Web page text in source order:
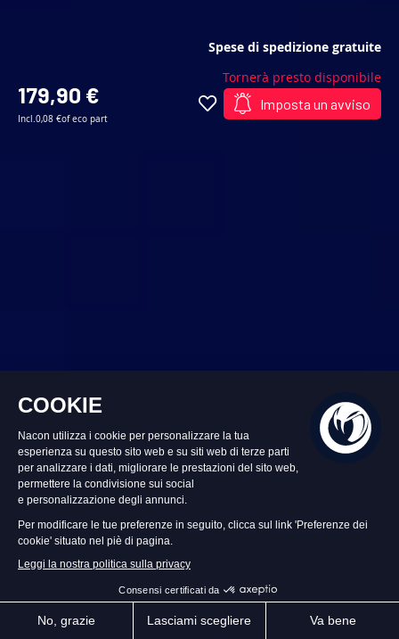
179,90 €
Incl. 0,08 €of eco part
Tornerà presto disponibile
Spese di spedizione gratuite
Imposta un avviso